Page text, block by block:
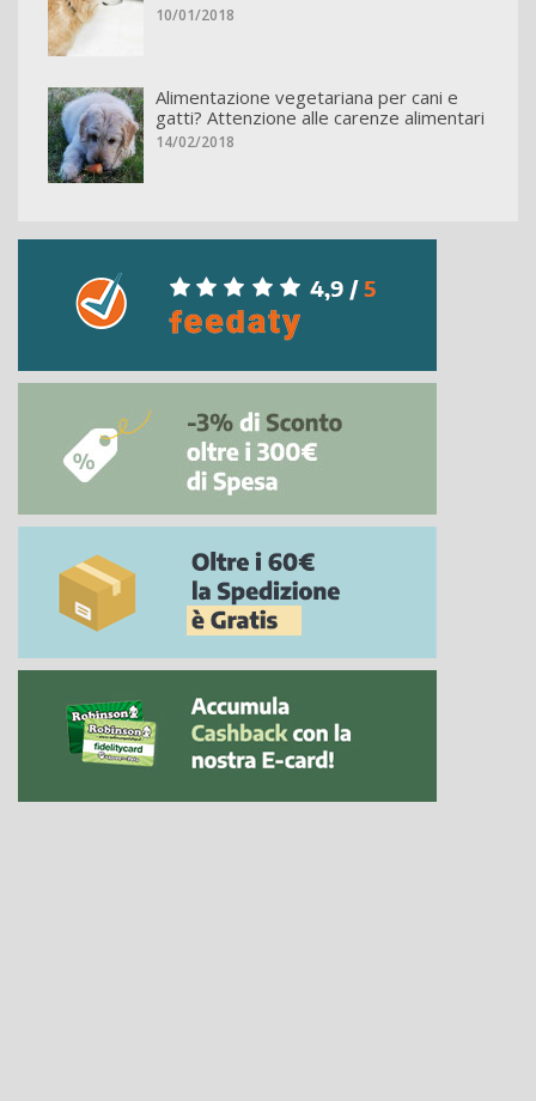
10/01/2018
Alimentazione vegetariana per cani e
gatti? Attenzione alle carenze alimentari
14/02/2018